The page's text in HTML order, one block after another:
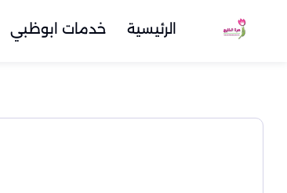
الرئيسية خدمات ابوظبي